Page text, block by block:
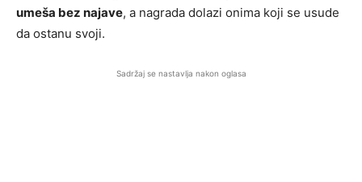
umeša bez najave, a nagrada dolazi onima koji se usude
da ostanu svoji.
Sadržaj se nastavlja nakon oglasa